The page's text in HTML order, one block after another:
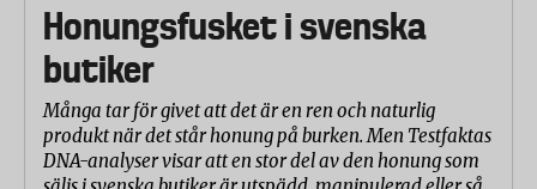
Honungsfusket i svenska
butiker
Många tar för givet att det är en ren och naturlig
produkt när det står honung på burken. Men Testfaktas
DNA-analyser visar att en stor del av den honung som